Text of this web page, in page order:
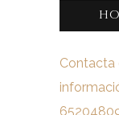
Contacta